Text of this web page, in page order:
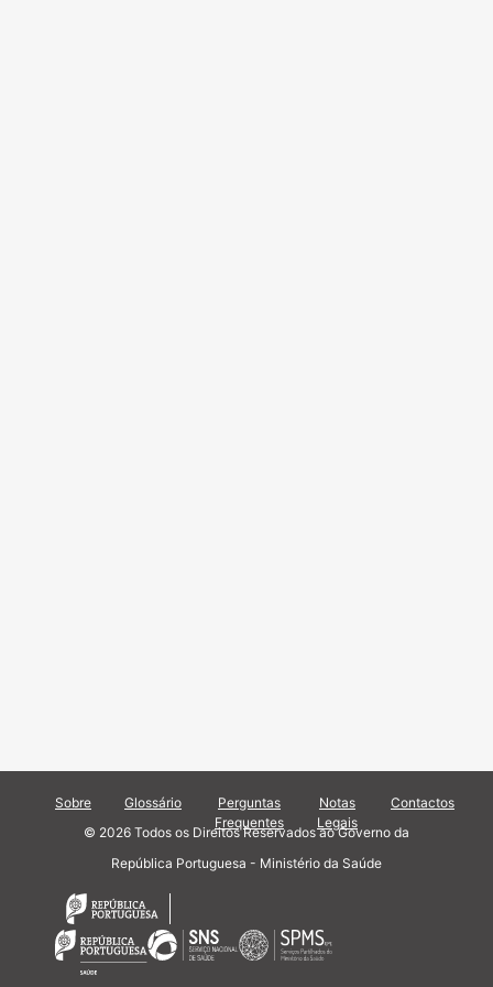
Sobre Glossário
Perguntas
Frequentes
Notas
Legais
Contactos
© 2026 Todos os Direitos Reservados ao Governo da
República Portuguesa - Ministério da Saúde